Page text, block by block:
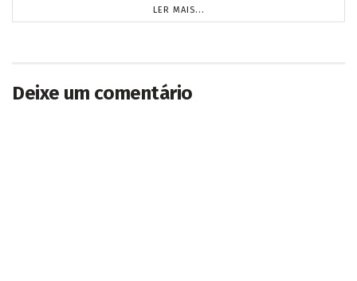
LER MAIS...
Deixe um comentário